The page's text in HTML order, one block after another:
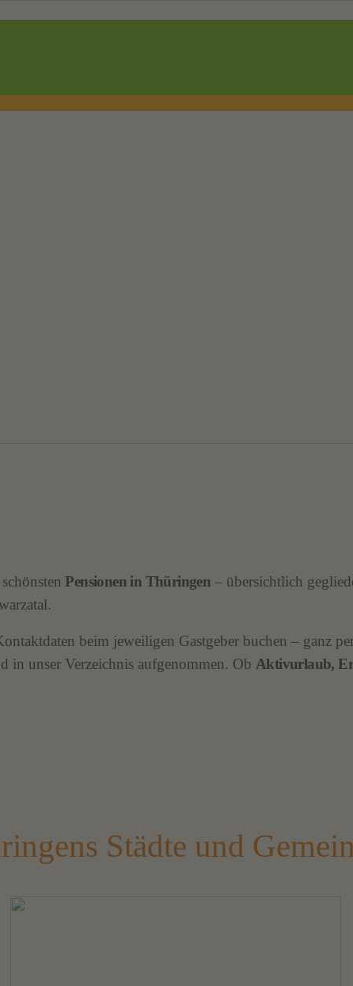
suchen Sie?
Pensionen in Thüringen – übersichtlich
beim jeweiligen Gastgeber buchen – ganz
in unser Verzeichnis aufgenommen. Ob Aktivurlaub,
Städte und